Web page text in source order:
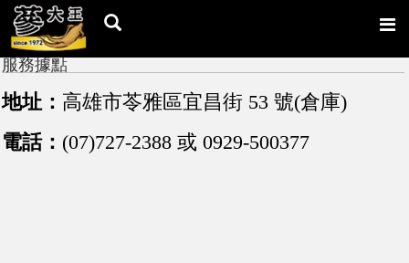
服務據點
地址： 高雄市苓雅區宜昌街 53 號(倉庫)
電話： (07)727-2388 或 0929-500377